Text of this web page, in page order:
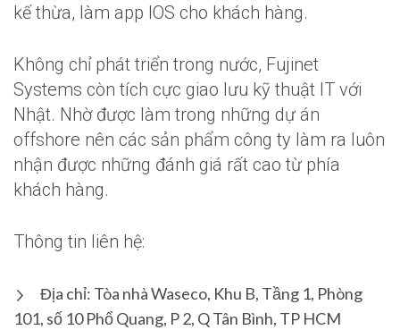
kế thừa, làm app IOS cho khách hàng.
Không chỉ phát triển trong nước, Fujinet
Systems còn tích cực giao lưu kỹ thuật IT với
Nhật. Nhờ được làm trong những dự án
offshore nên các sản phẩm công ty làm ra luôn
nhận được những đánh giá rất cao từ phía
khách hàng.
Thông tin liên hệ:
Địa chỉ: Tòa nhà Waseco, Khu B, Tầng 1, Phòng
101, số 10 Phổ Quang, P 2, Q Tân Bình, TP HCM